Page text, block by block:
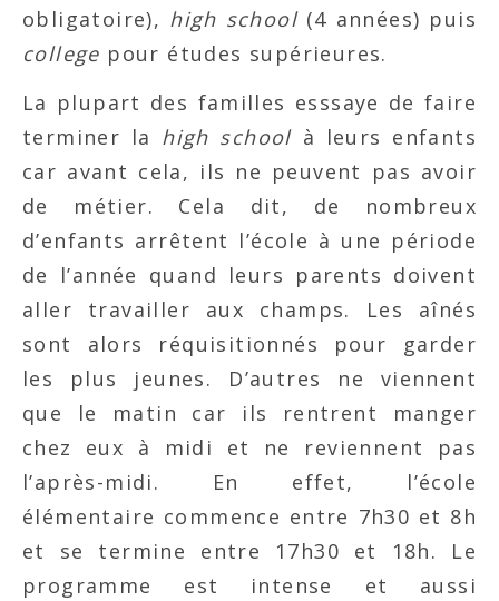
obligatoire), high school(4 années) puis
college pour études supérieures.
La plupart des familles esssaye de faire
terminer la high schoolà leurs enfants
car avant cela, ils ne peuvent pas avoir
de métier. Cela dit, de nombreux
d’enfants arrêtent l’école à une période
de l’année quand leurs parents doivent
aller travailler aux champs. Les aînés
sont alors réquisitionnés pour garder
les plus jeunes. D’autres ne viennent
que le matin car ils rentrent manger
chez eux à midi et ne reviennent pas
l’après-midi. En effet, l’école
élémentaire commence entre 7h30 et 8h
et se termine entre 17h30 et 18h. Le
programme est intense et aussi